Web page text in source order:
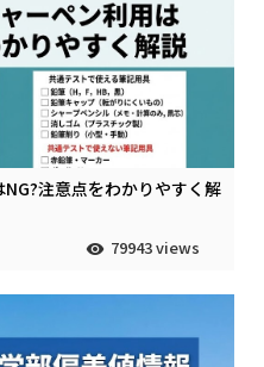
注意点をわかりやすく解
79943 views